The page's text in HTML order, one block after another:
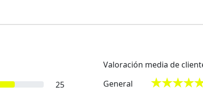
25
Valoración media de
General